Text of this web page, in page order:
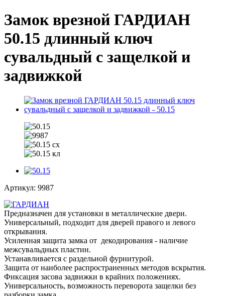
Замок врезной ГАРДИАН
50.15 длинный ключ
сувальдный с защелкой и
задвижкой
Артикул: 9987
Предназначен для установки в металлические двери.
Универсальный, подходит для дверей правого и левого
открывания.
Усиленная защита замка от декодирования - наличие
межсувальдных пластин.
Устанавливается с раздельной фурнитурой.
Защита от наиболее распространенных методов вскрытия.
Фиксация засова задвижки в крайних положениях.
Универсальность, возможность переворота защелки без